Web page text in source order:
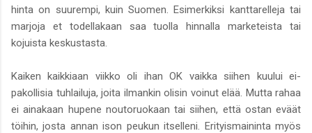
hinta on suurempi, kuin Suomen. Esimerkiksi kanttarelleja tai
marjoja et todellakaan saa tuolla hinnalla marketeista tai
kojuista keskustasta.
Kaiken kaikkiaan viikko oli ihan OK vaikka siihen kuului ei-
pakollisia tuhlailuja, joita ilmankin olisin voinut elää. Mutta rahaa
ei ainakaan hupene noutoruokaan tai siihen, että ostan eväät
töihin, josta annan ison peukun itselleni. Erityismaininta myös